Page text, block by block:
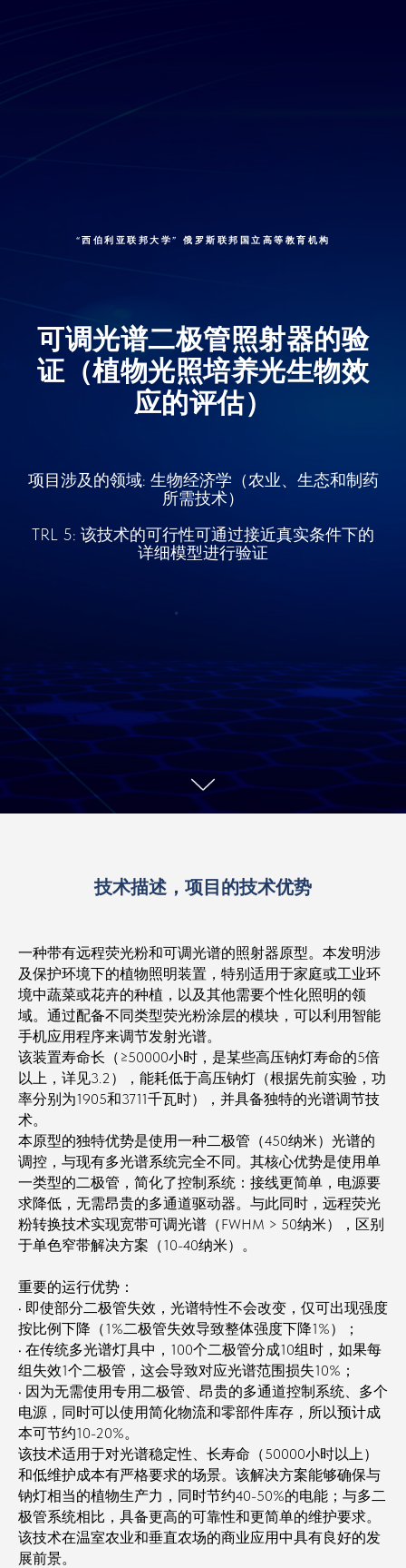
“西伯利亚联邦大学” 俄罗斯联邦国立高等教育机构
可调光谱二极管照射器的验
证（植物光照培养光生物效
应的评估）
项目涉及的领域: 生物经济学（农业、生态和制药
所需技术）
TRL 5: 该技术的可行性可通过接近真实条件下的
详细模型进行验证
技术描述，项目的技术优势
一种带有远程荧光粉和可调光谱的照射器原型。本发明涉
及保护环境下的植物照明装置，特别适用于家庭或工业环
境中蔬菜或花卉的种植，以及其他需要个性化照明的领
域。通过配备不同类型荧光粉涂层的模块，可以利用智能
手机应用程序来调节发射光谱。
该装置寿命长（≥50000小时，是某些高压钠灯寿命的5倍
以上，详见3.2），能耗低于高压钠灯（根据先前实验，功
率分别为1905和3711千瓦时），并具备独特的光谱调节技
术。
本原型的独特优势是使用一种二极管（450纳米）光谱的
调控，与现有多光谱系统完全不同。其核心优势是使用单
一类型的二极管，简化了控制系统：接线更简单，电源要
求降低，无需昂贵的多通道驱动器。与此同时，远程荧光
粉转换技术实现宽带可调光谱（FWHM > 50纳米），区别
于单色窄带解决方案（10-40纳米）。
重要的运行优势：
• 即使部分二极管失效，光谱特性不会改变，仅可出现强度
按比例下降（1%二极管失效导致整体强度下降1%）；
• 在传统多光谱灯具中，100个二极管分成10组时，如果每
组失效1个二极管，这会导致对应光谱范围损失10%；
• 因为无需使用专用二极管、昂贵的多通道控制系统、多个
电源，同时可以使用简化物流和零部件库存，所以预计成
本可节约10-20%。
该技术适用于对光谱稳定性、长寿命（50000小时以上）
和低维护成本有严格要求的场景。该解决方案能够确保与
钠灯相当的植物生产力，同时节约40-50%的电能；与多二
极管系统相比，具备更高的可靠性和更简单的维护要求。
该技术在温室农业和垂直农场的商业应用中具有良好的发
展前景。